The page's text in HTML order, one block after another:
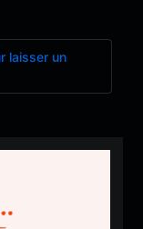
laisser un